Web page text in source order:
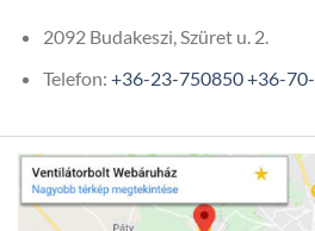
2092 Budakeszi, Szüret u. 2.
Telefon: +36-23-750850+36-